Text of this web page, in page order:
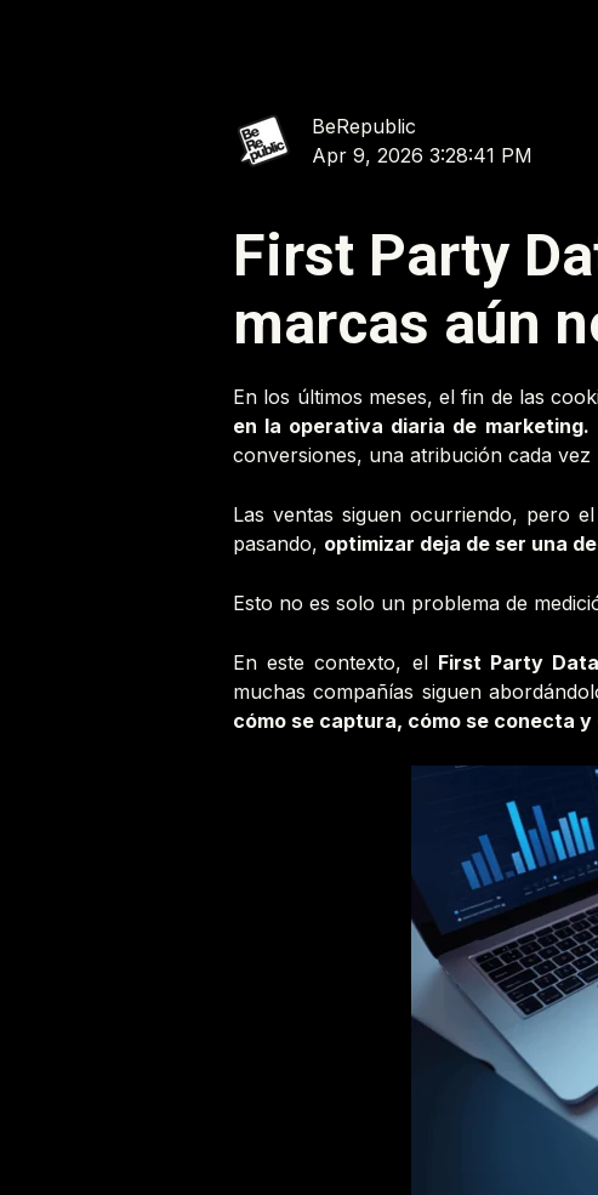
BeRepublic
Apr 9, 2026 3:28:41 PM
First Party
marcas aún
En los últimos meses, el fin de las
en la operativa diaria de marketing.
conversiones, una atribución cada
Las ventas siguen ocurriendo, pero
pasando, optimizar deja de ser una
Esto no es solo un problema de
En este contexto, el First Party Data
muchas compañías siguen
cómo se captura, cómo se conecta